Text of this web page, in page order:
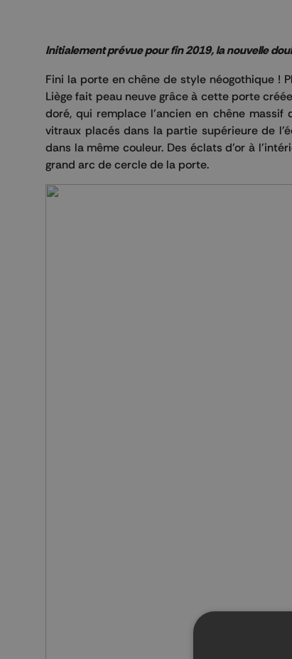
Initialement prévue pour fin 2019, la nouvelle
Fini la porte en chêne de style néogothique !
Liège fait peau neuve grâce à cette porte
doré, qui remplace l'ancien en chêne
vitraux placés dans la partie supérieure de
dans la même couleur. Des éclats d'or à
grand arc de cercle de la porte.